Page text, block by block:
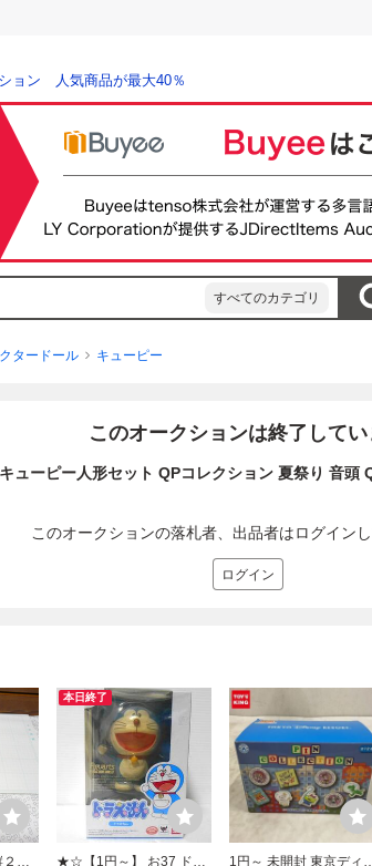
ョン 人気商品が最大40％
すべてのカテゴリ
タードール キューピー
このオークションは終了して
ューピー人形セット QPコレクション 夏祭り 音頭
このオークションの落札者、出品者はログインし
ログイン
８
本日終了
★☆【1円～】 お37 ドラ
1円～ 未開封 東京ディ